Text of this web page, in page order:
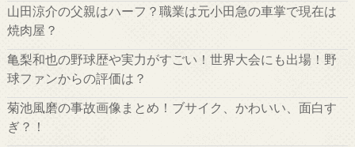
山田涼介の父親はハーフ？職業は元小田急の車掌で現在は
焼肉屋？
亀梨和也の野球歴や実力がすごい！世界大会にも出場！野
球ファンからの評価は？
菊池風磨の事故画像まとめ！ブサイク、かわいい、面白す
ぎ？！